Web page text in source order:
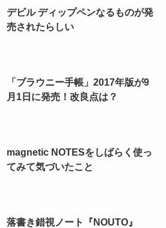
デビル ディップペンなるものが発
売されたらしい
「ブラウニー手帳」2017年版が9
月1日に発売！改良点は？
magnetic NOTESをしばらく使っ
てみて気づいたこと
落書き錯視ノート『NOUTO』